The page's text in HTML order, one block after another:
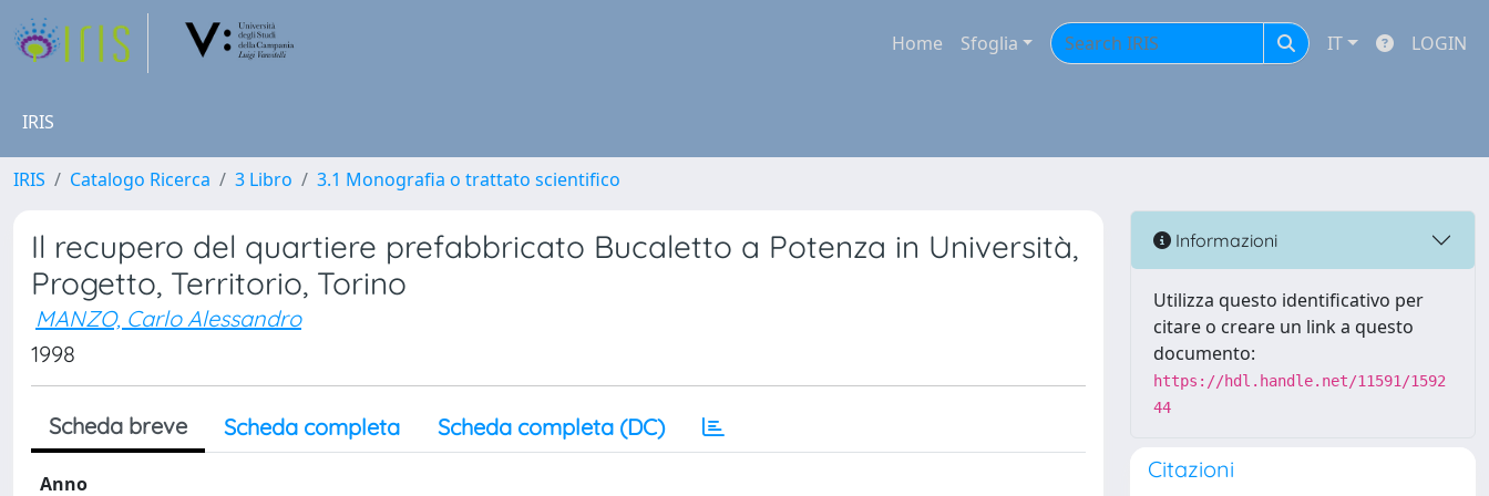
Home Sfoglia IT LOGIN
IRIS
IRIS Catalogo Ricerca 3 Libro 3.1 Monografia o trattato scientifico
Il recupero del quartiere prefabbricato Bucaletto a Potenza in Università,
Progetto, Territorio, Torino
MANZO, Carlo Alessandro
1998
Scheda breve Scheda completa Scheda completa (DC)
Anno
Informazioni
Utilizza questo identificativo per
citare o creare un link a questo
documento:
https://hdl.handle.net/11591/1592
44
Citazioni